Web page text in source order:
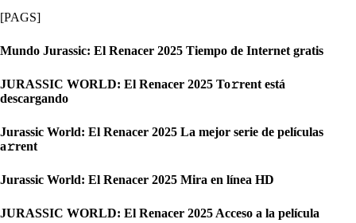
[PAGS]
Mundo Jurassic: El Renacer 2025 Tiempo de Internet gratis
JURASSIC WORLD: El Renacer 2025 To𝚛rent está
descargando
Jurassic World: El Renacer 2025 La mejor serie de películas
a𝚛rent
Jurassic World: El Renacer 2025 Mira en línea HD
JURASSIC WORLD: El Renacer 2025 Acceso a la película